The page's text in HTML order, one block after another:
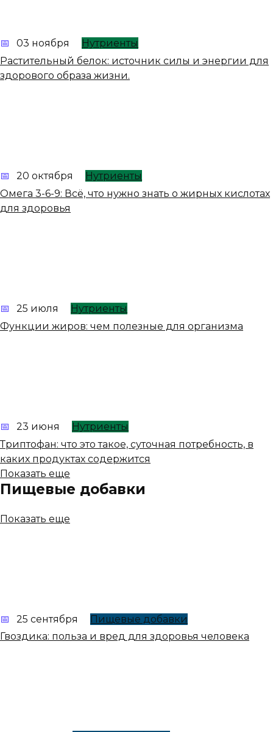
03 ноября
Нутриенты
Растительный белок: источник силы и энергии для
здорового образа жизни.
20 октября
Нутриенты
Омега 3-6-9: Всё, что нужно знать о жирных кислотах
для здоровья
25 июля
Нутриенты
Функции жиров: чем полезные для организма
23 июня
Нутриенты
Триптофан: что это такое, суточная потребность, в
каких продуктах содержится
Показать еще
Пищевые добавки
Показать еще
25 сентября
Пищевые добавки
Гвоздика: польза и вред для здоровья человека